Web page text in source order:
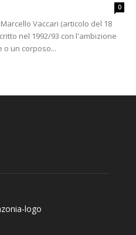
0
Marcello Vaccari (articolo del 18
nel 1992/93 con l'ambizione
o un corposo...